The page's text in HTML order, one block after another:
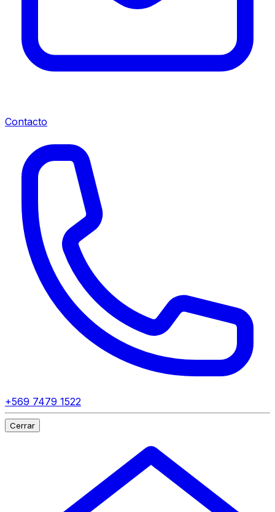
Contacto
+569 7479 1522
Cerrar